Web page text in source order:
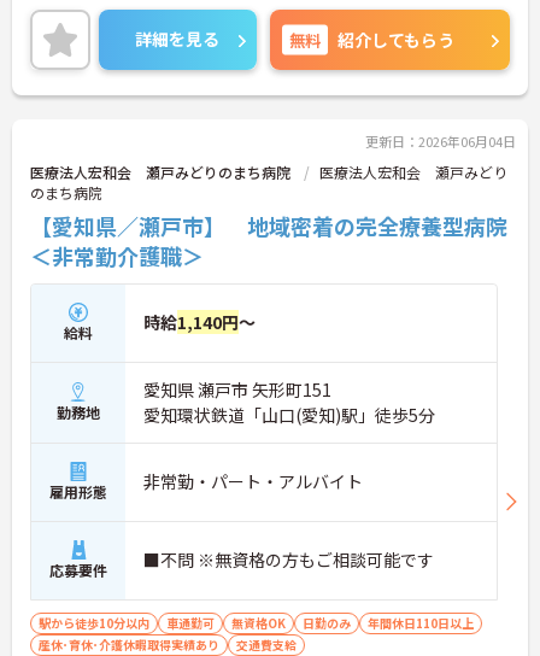
テーションの許可を取得しました。また、最寄り駅
から徒歩5分と、マイカーでの通勤も可能なので通
勤に便利です。福利厚生が充実している点も魅力で
す。資格不問でチャレンジできます！
ご興味ある方には、面接対策ポイントなど、さらに
詳細を見る 無料 紹介してもらう
更新日：2026年06月04日
医療法人宏和会 瀬戸みどりのまち病院
医療法人宏和会 瀬戸みどり
のまち病院
【愛知県／瀬戸市】 地域密着の完全療養型病院
＜非常勤介護職＞
給料 時給1,140円～
勤務地
愛知県 瀬戸市 矢形町151
愛知環状鉄道「山口(愛知)駅」徒歩5分
雇用形態 非常勤・パート・アルバイト
応募要件 ■不問 ※無資格の方もご相談可能です
駅から徒歩10分以内 車通勤可 無資格OK 日勤のみ
年間休日110日以上
産休･育休･介護休暇取得実績あり
交通費支給